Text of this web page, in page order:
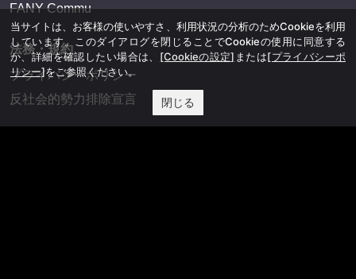
FANY Commu
法務・規約
プライバシーポリシー
反社会的勢力排除宣言
当サイトは、お客様の使いやすさ、利用状況の分析のためCookieを利用
しています。このダイアログを閉じることでCookieの使用に同意する
か、詳細を確認したい場合は、 [Cookieの設定] または[プライバシーポ
リシー]をご参照ください。
閉じる